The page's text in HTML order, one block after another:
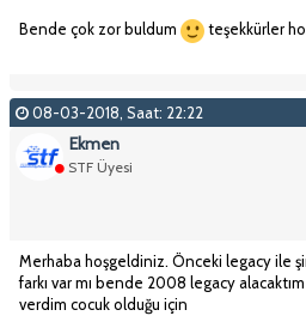
Bende çok zor buldum teşekkürler
08-03-2018, Saat: 22:22
Ekmen
STF Üyesi
Merhaba hoşgeldiniz. Önceki legacy ile
farkı var mı bende 2008 legacy
verdim cocuk olduğu için